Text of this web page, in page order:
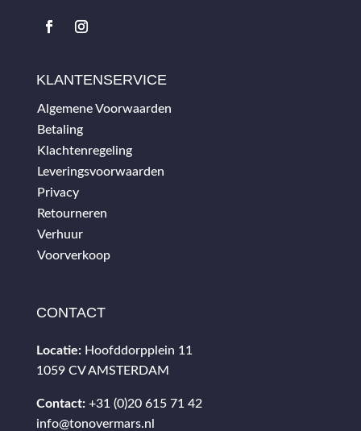
KLANTENSERVICE
Algemene Voorwaarden
Betaling
Klachtenregeling
Leveringsvoorwaarden
Privacy
Retourneren
Verhuur
Voorverkoop
CONTACT
Locatie: Hoofddorpplein 11
1059 CV AMSTERDAM
Contact: +31 (0)20 615 71 42
info@tonovermars.nl